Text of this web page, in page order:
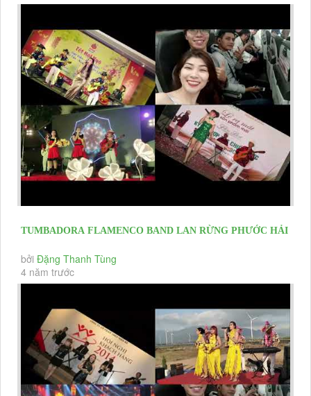
TUMBADORA FLAMENCO BAND LAN RỪNG PHƯỚC HẢI
RESORT YEAR END PARTY 2020 &...
bởi Đặng Thanh Tùng
4 năm trước